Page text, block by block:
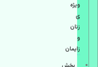
ویژه
ی
زنان
و
زایمان